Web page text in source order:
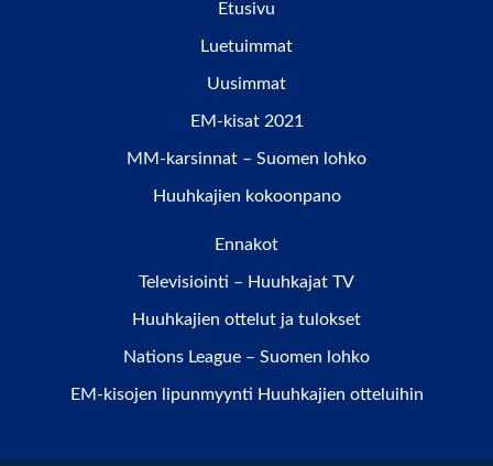
Etusivu
Luetuimmat
Uusimmat
EM-kisat 2021
MM-karsinnat – Suomen lohko
Huuhkajien kokoonpano
Ennakot
Televisiointi – Huuhkajat TV
Huuhkajien ottelut ja tulokset
Nations League – Suomen lohko
EM-kisojen lipunmyynti Huuhkajien otteluihin